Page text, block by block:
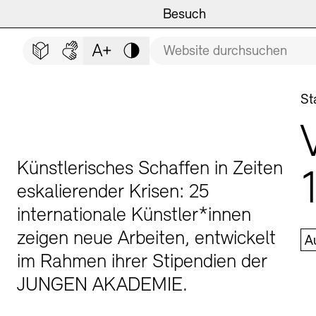
Zum Fußbereich springen (Enter drücken)
Besuch
Führungen und
Archiv und Bibliothek
Cafés
Programm
Ausstellungen
Führungen
Inklusives Programm
Leichte Sprache
Deutsche Gebärdensprache
Schriftgröße anpassen
Kontrast
Suchbegriff
Künstlerisches Schaffen in Zeiten
eskalierender Krisen: 25
internationale Künstler*innen
zeigen neue Arbeiten, entwickelt
im Rahmen ihrer Stipendien der
JUNGEN AKADEMIE.